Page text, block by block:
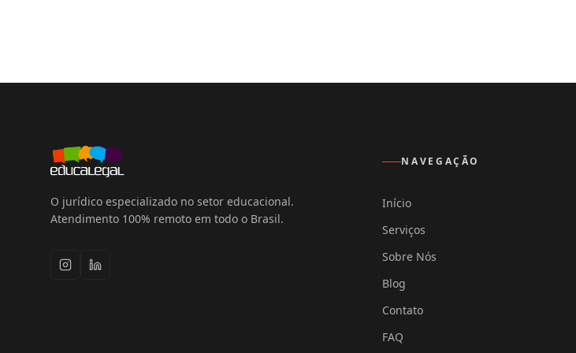
O jurídico especializado no setor educacional.
Atendimento 100% remoto em todo o Brasil.
NAVEGAÇÃO
Início
Serviços
Sobre Nós
Blog
Contato
FAQ